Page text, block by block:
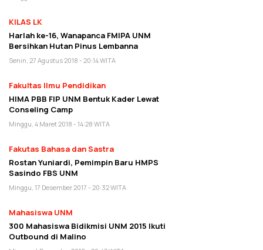
KILAS LK
Harlah ke-16, Wanapanca FMIPA UNM
Bersihkan Hutan Pinus Lembanna
Senin, 27 Agustus 2018 - 20:14 WITA
Fakultas Ilmu Pendidikan
HIMA PBB FIP UNM Bentuk Kader Lewat
Conseling Camp
Minggu, 4 Maret 2018 - 14:28 WITA
Fakutas Bahasa dan Sastra
Rostan Yuniardi, Pemimpin Baru HMPS
Sasindo FBS UNM
Minggu, 17 Desember 2017 - 20:32 WITA
Mahasiswa UNM
300 Mahasiswa Bidikmisi UNM 2015 Ikuti
Outbound di Malino